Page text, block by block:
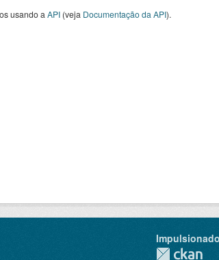
usando a API(veja Documentação da API).